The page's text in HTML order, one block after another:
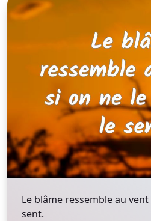
Le blâme ressemble au
sent.